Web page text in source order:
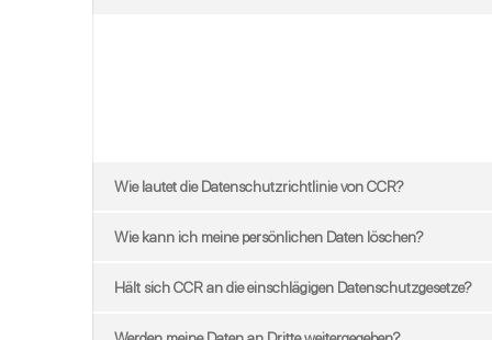
Wie lautet die Datenschutzrichtlinie von CCR?
Wie kann ich meine persönlichen Daten löschen?
Hält sich CCR an die einschlägigen Datenschutzgesetze?